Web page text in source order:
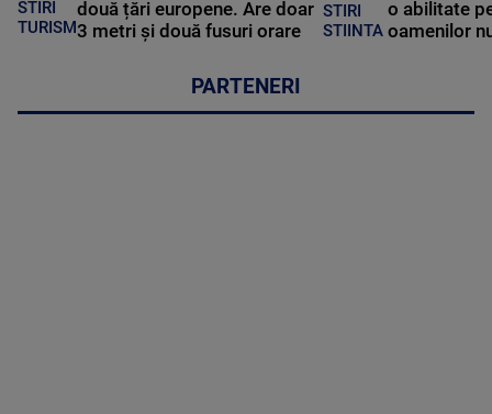
STIRI
TURISM
două țări europene. Are doar
3 metri și două fusuri orare
STIRI
STIINTA
o abilitate
oamenilor
PARTENERI